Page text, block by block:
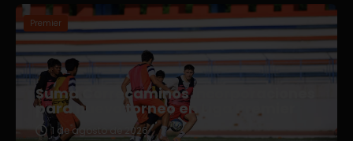
Premier
Suma Correcaminos incorporaciones
para nuevo torneo en Liga Premier
1 de agosto de 2026